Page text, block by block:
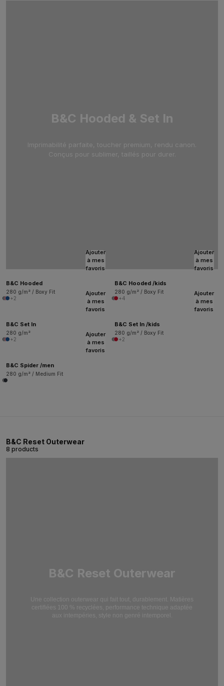
B&C Hooded & Set In
Imprimabilité parfaite, toucher premium, rendu canon.
Conçus pour sublimer, taillés pour durer.
Ajouter
à mes
favoris
B&C Hooded
280 g/m² / Boxy Fit
+2
Ajouter
à mes
favoris
B&C Hooded /kids
280 g/m² / Boxy Fit
+4
Ajouter
à mes
favoris
B&C Set In
280 g/m²
+2
Ajouter
à mes
favoris
B&C Set In /kids
280 g/m² / Boxy Fit
+2
Ajouter
à mes
favoris
B&C Spider /men
280 g/m² / Medium Fit
B&C Reset Outerwear
8 products
B&C Reset Outerwear
Une collection outerwear qui fait tout, durablement. Matières
certifiées 100 % recyclées, performance technique adaptée
aux intempéries, style non genré intemporel.